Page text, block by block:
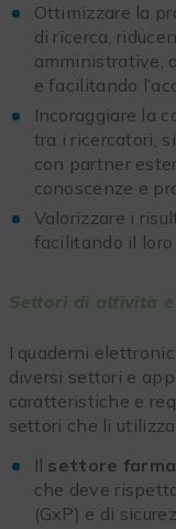
Ottimizzare la
di ricerca,
amministrative,
e facilitando
Incoraggiare la
tra i ricercatori,
con partner
conoscenze e
Valorizzare i
facilitando il
Settori di attività
I quaderni
diversi settori e
caratteristiche e
settori che li
Il settore
che deve
(GxP) e di